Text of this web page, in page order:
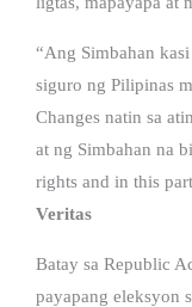
“Ang Simbahan
siguro ng Pilipinas
Changes natin sa
at ng Simbahan na
rights and in this
Veritas
Batay sa Republic
payapang eleksyon